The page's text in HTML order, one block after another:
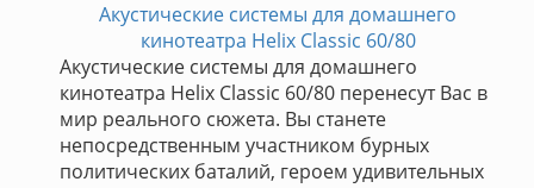
Акустические системы для домашнего
кинотеатра Helix Classic 60/80
Акустические системы для домашнего
кинотеатра Helix Classic 60/80 перенесут Вас в
мир реального сюжета. Вы станете
непосредственным участником бурных
политических баталий, героем удивительных